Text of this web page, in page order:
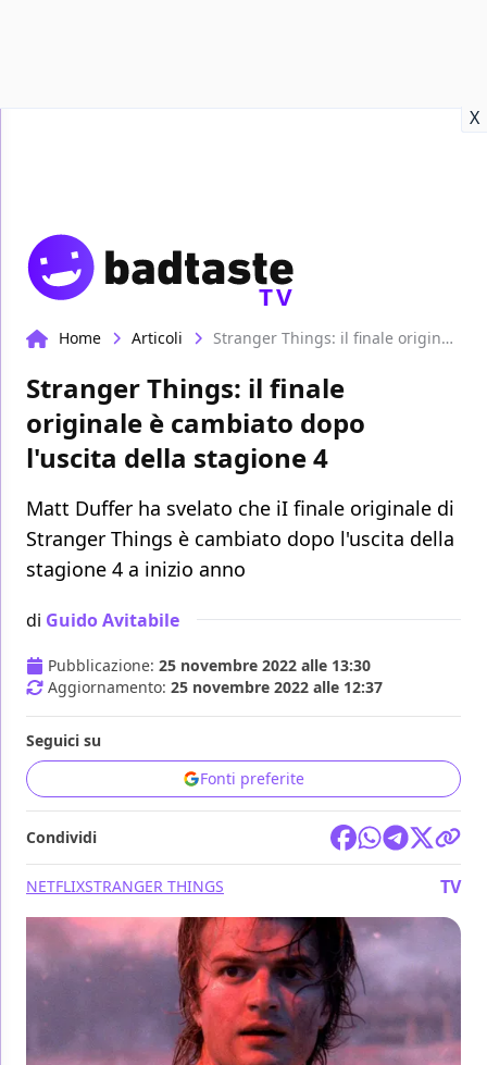
X
TV
Home Articoli Stranger Things: il finale originale è cambiato dopo l'uscita della stagione 4
Stranger Things: il finale
originale è cambiato dopo
l'uscita della stagione 4
Matt Duffer ha svelato che iI finale originale di
Stranger Things è cambiato dopo l'uscita della
stagione 4 a inizio anno
di Guido Avitabile
Pubblicazione: 25 novembre 2022 alle 13:30
Aggiornamento: 25 novembre 2022 alle 12:37
Seguici su
Fonti preferite
Condividi
NETFLIXSTRANGER THINGS TV